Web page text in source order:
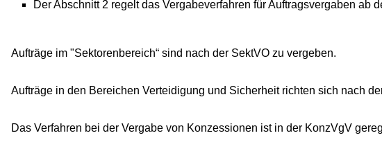
Der Abschnitt 2 regelt das Vergabeverfahren für Auftragsvergaben ab
Aufträge im "Sektorenbereich“ sind nach der SektVO zu vergeben.
Aufträge in den Bereichen Verteidigung und Sicherheit richten sich nach
Das Verfahren bei der Vergabe von Konzessionen ist in der KonzVgV